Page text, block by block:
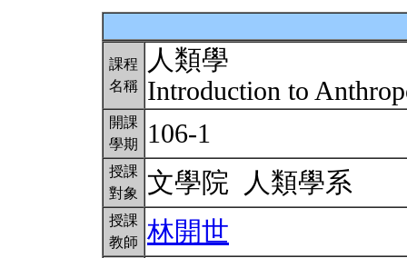
課程
名稱
人類學
Introduction to
開課
學期
106-1
授課
對象
文學院 人類學系
授課
教師
林開世